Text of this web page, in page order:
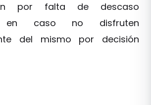
por falta de descaso
en caso no disfruten
del mismo por decisión